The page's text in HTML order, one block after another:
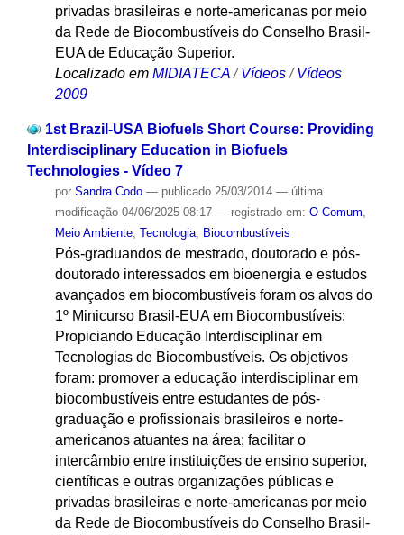
privadas brasileiras e norte-americanas por meio
da Rede de Biocombustíveis do Conselho Brasil-
EUA de Educação Superior.
Localizado em MIDIATECA / Vídeos / Vídeos
2009
1st Brazil-USA Biofuels Short Course: Providing
Interdisciplinary Education in Biofuels
Technologies - Vídeo 7
por Sandra Codo — publicado25/03/2014 — última
modificação04/06/2025 08:17 — registrado em: O Comum,
Meio Ambiente, Tecnologia, Biocombustíveis
Pós-graduandos de mestrado, doutorado e pós-
doutorado interessados em bioenergia e estudos
avançados em biocombustíveis foram os alvos do
1º Minicurso Brasil-EUA em Biocombustíveis:
Propiciando Educação Interdisciplinar em
Tecnologias de Biocombustíveis. Os objetivos
foram: promover a educação interdisciplinar em
biocombustíveis entre estudantes de pós-
graduação e profissionais brasileiros e norte-
americanos atuantes na área; facilitar o
intercâmbio entre instituições de ensino superior,
científicas e outras organizações públicas e
privadas brasileiras e norte-americanas por meio
da Rede de Biocombustíveis do Conselho Brasil-